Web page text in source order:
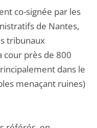
co-signée par les
de Nantes,
tribunaux
cour près de 800
dans le
menaçant ruines)